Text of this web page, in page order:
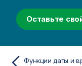
Оставьте
Функции даты и